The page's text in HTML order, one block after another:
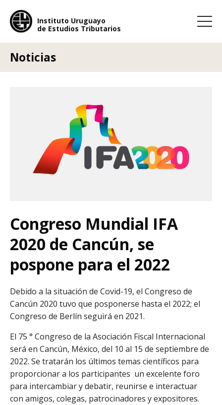
Instituto Uruguayo
de Estudios Tributarios
Noticias
Congreso Mundial IFA
2020 de Cancún, se
pospone para el 2022
Debido a la situación de Covid-19, el Congreso de
Cancún 2020 tuvo que posponerse hasta el 2022; el
Congreso de Berlín seguirá en 2021.
El 75 ° Congreso de la Asociación Fiscal Internacional
será en Cancún, México, del 10 al 15 de septiembre de
2022. Se tratarán los últimos temas científicos para
proporcionar a los participantes un excelente foro
para intercambiar y debatir, reunirse e interactuar
con amigos, colegas, patrocinadores y expositores.